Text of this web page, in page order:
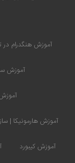
آموزش هنگدرام
آموزش
آموزش هارمونیکا |
آموزش کیبورد